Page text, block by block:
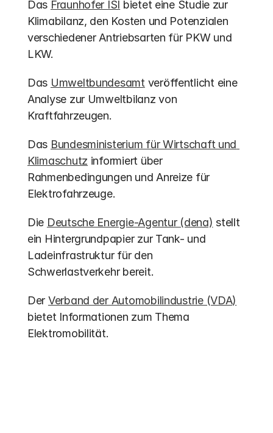
Das Fraunhofer ISI bietet eine Studie zur
Klimabilanz, den Kosten und Potenzialen
verschiedener Antriebsarten für PKW und
LKW.
Das Umweltbundesamt veröffentlicht eine
Analyse zur Umweltbilanz von
Kraftfahrzeugen.
Das Bundesministerium für Wirtschaft und
Klimaschutz informiert über
Rahmenbedingungen und Anreize für
Elektrofahrzeuge.
Die Deutsche Energie-Agentur (dena) stellt
ein Hintergrundpapier zur Tank- und
Ladeinfrastruktur für den
Schwerlastverkehr bereit.
Der Verband der Automobilindustrie (VDA)
bietet Informationen zum Thema
Elektromobilität.